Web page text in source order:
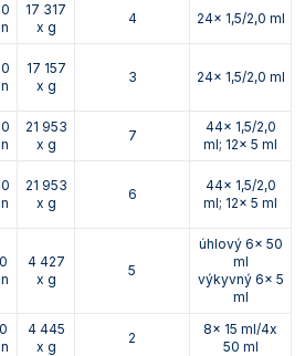
17 317
x g
4 24x 1,5/2,0 ml
17 157
x g
3 24x 1,5/2,0 ml
21 953
x g
7
44x 1,5/2,0
ml; 12x 5 ml
21 953
x g
6
44x 1,5/2,0
ml; 12x 5 ml
4 427
x g
5
úhlový 6x 50
ml
výkyvný 6x 5
ml
4 445
x g
2
8x 15 ml/4x
50 ml